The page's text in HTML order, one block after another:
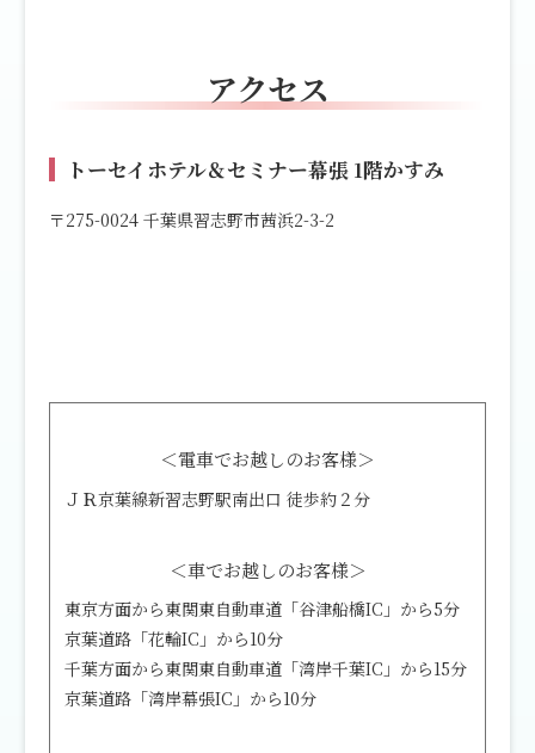
アクセス
トーセイホテル＆セミナー幕張 1階かすみ
〒275-0024 千葉県習志野市茜浜2-3-2
＜電車でお越しのお客様＞
ＪＲ京葉線新習志野駅南出口 徒歩約２分
＜車でお越しのお客様＞
東京方面から東関東自動車道「谷津船橋IC」から5分
京葉道路「花輪IC」から10分
千葉方面から東関東自動車道「湾岸千葉IC」から15分
京葉道路「湾岸幕張IC」から10分